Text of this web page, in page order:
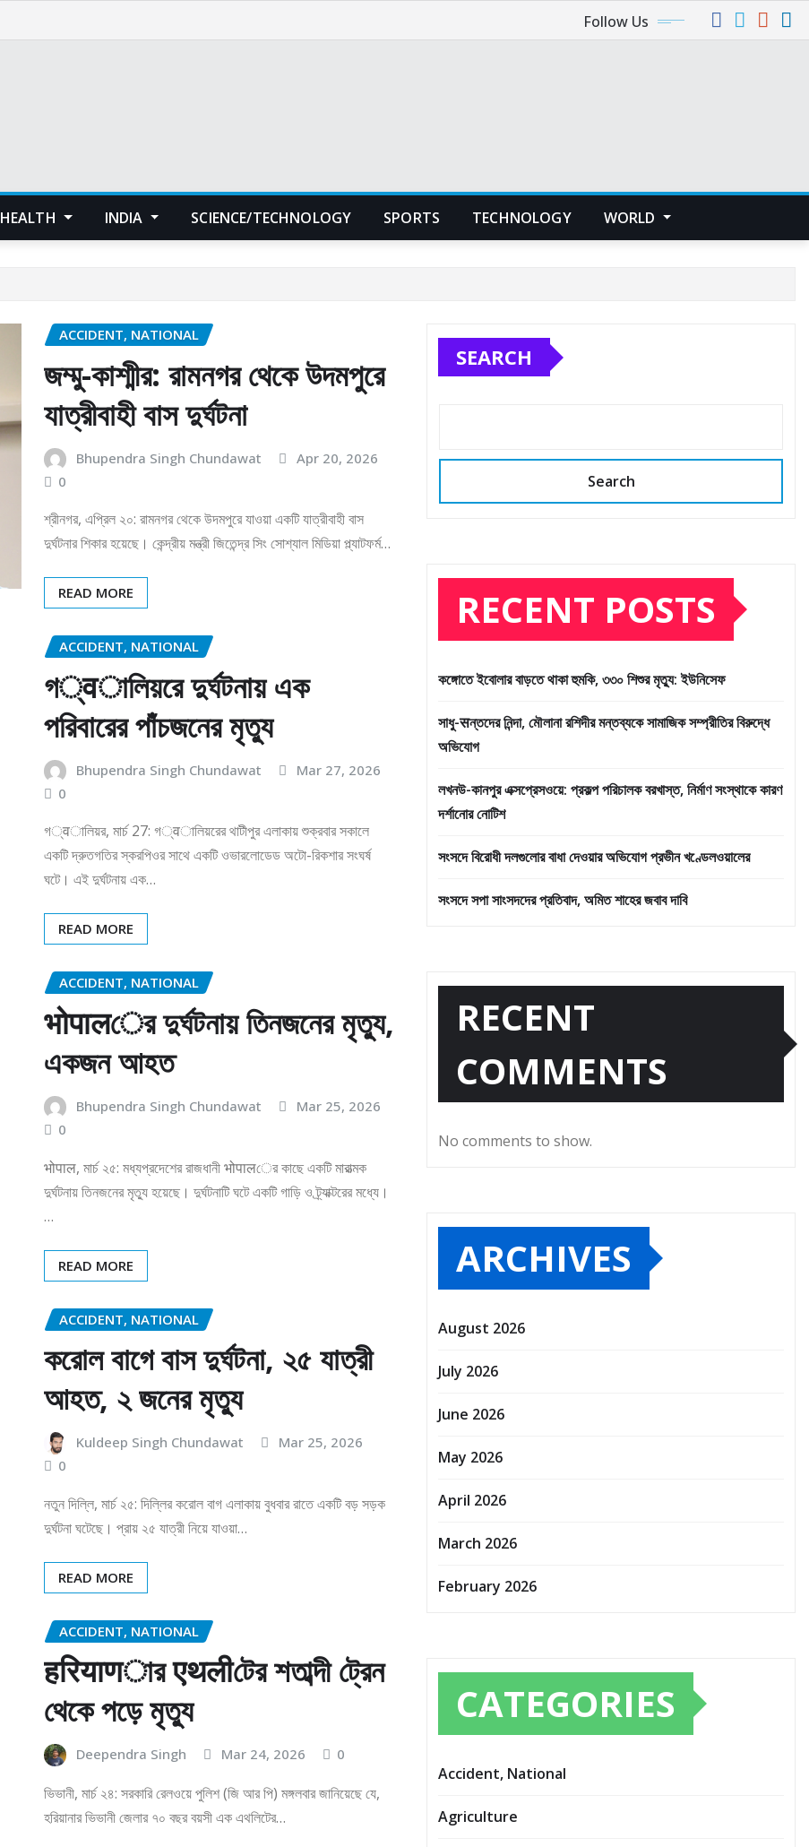
Follow Us
HEALTH INDIA SCIENCE/TECHNOLOGY SPORTS TECHNOLOGY WORLD
ACCIDENT, NATIONAL
জম্মু-কাশ্মীর: রামনগর থেকে উদমপুরে
যাত্রীবাহী বাস দুর্ঘটনা
Bhupendra Singh Chundawat
Apr 20, 2026
0
শ্রীনগর, এপ্রিল ২০: রামনগর থেকে উদমপুরে যাওয়া একটি যাত্রীবাহী বাস
দুর্ঘটনার শিকার হয়েছে। কেন্দ্রীয় মন্ত্রী জিতেন্দ্র সিং সোশ্যাল মিডিয়া প্ল্যাটফর্ম…
READ MORE
ACCIDENT, NATIONAL
গ्वালিয়রে দুর্ঘটনায় এক
পরিবারের পাঁচজনের মৃত্যু
Bhupendra Singh Chundawat
Mar 27, 2026
0
গ्वালিয়র, মার্চ 27: গ्वালিয়রের থাটীপুর এলাকায় শুক্রবার সকালে
একটি দ্রুতগতির স্করপিওর সাথে একটি ওভারলোডেড অটো-রিকশার সংঘর্ষ
ঘটে। এই দুর্ঘটনায় এক…
READ MORE
ACCIDENT, NATIONAL
भोपालের দুর্ঘটনায় তিনজনের মৃত্যু,
একজন আহত
Bhupendra Singh Chundawat
Mar 25, 2026
0
भोपाल, মার্চ ২৫: মধ্যপ্রদেশের রাজধানী भोपालের কাছে একটি মারাত্মক
দুর্ঘটনায় তিনজনের মৃত্যু হয়েছে। দুর্ঘটনাটি ঘটে একটি গাড়ি ও ট্র্যাক্টরের মধ্যে।
…
READ MORE
ACCIDENT, NATIONAL
করোল বাগে বাস দুর্ঘটনা, ২৫ যাত্রী
আহত, ২ জনের মৃত্যু
Kuldeep Singh Chundawat
Mar 25, 2026
0
নতুন দিল্লি, মার্চ ২৫: দিল্লির করোল বাগ এলাকায় বুধবার রাতে একটি বড় সড়ক
দুর্ঘটনা ঘটেছে। প্রায় ২৫ যাত্রী নিয়ে যাওয়া…
READ MORE
ACCIDENT, NATIONAL
हरियाणার एथलीটের শতাব্দী ট্রেন
থেকে পড়ে মৃত্যু
Deependra Singh Mar 24, 2026 0
ভিভানী, মার্চ ২৪: সরকারি রেলওয়ে পুলিশ (জি আর পি) মঙ্গলবার জানিয়েছে যে,
হরিয়ানার ভিভানী জেলার ৭০ বছর বয়সী এক এথলিটের…
SEARCH
Search
RECENT POSTS
কঙ্গোতে ইবোলার বাড়তে থাকা হুমকি, ৩৩০ শিশুর মৃত্যু: ইউনিসেফ
সাধু-सন্তদের নিন্দা, মৌলানা রশিদীর মন্তব্যকে সামাজিক সম্প্রীতির বিরুদ্ধে
অভিযোগ
লখনউ-কানপুর এক্সপ্রেসওয়ে: প্রকল্প পরিচালক বরখাস্ত, নির্মাণ সংস্থাকে কারণ
দর্শানোর নোটিশ
সংসদে বিরোধী দলগুলোর বাধা দেওয়ার অভিযোগ প্রভীন খণ্ডেলওয়ালের
সংসদে সপা সাংসদদের প্রতিবাদ, অমিত শাহের জবাব দাবি
RECENT
COMMENTS
No comments to show.
ARCHIVES
August 2026
July 2026
June 2026
May 2026
April 2026
March 2026
February 2026
CATEGORIES
Accident, National
Agriculture